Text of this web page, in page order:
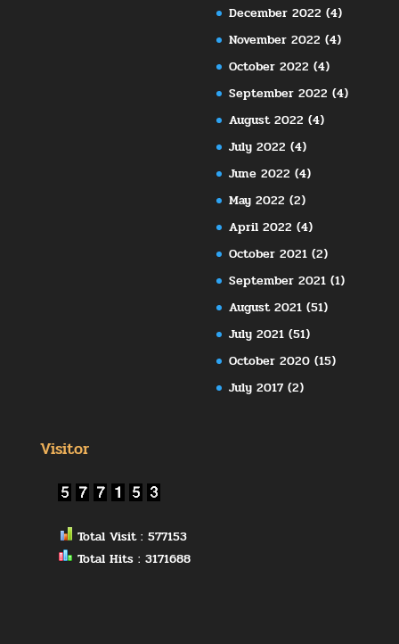
December 2022 (4)
November 2022 (4)
October 2022 (4)
September 2022 (4)
August 2022 (4)
July 2022 (4)
June 2022 (4)
May 2022 (2)
April 2022 (4)
October 2021 (2)
September 2021 (1)
August 2021 (51)
July 2021 (51)
October 2020 (15)
July 2017 (2)
Visitor
Total Visit : 577153
Total Hits : 3171688